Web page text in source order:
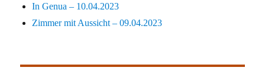
In Genua – 10.04.2023
Zimmer mit Aussicht – 09.04.2023